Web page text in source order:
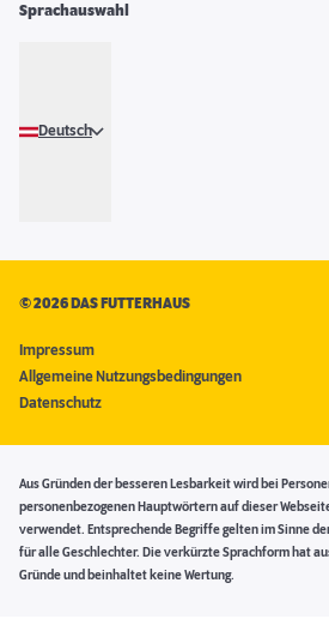
Sprachauswahl
Deutsch
©2026 DAS FUTTERHAUS
Impressum
Allgemeine Nutzungsbedingungen
Datenschutz
Aus Gründen der besseren Lesbarkeit wird bei
personenbezogenen Hauptwörtern auf dieser
verwendet. Entsprechende Begriffe gelten im Sinne
für alle Geschlechter. Die verkürzte Sprachform hat
Gründe und beinhaltet keine Wertung.